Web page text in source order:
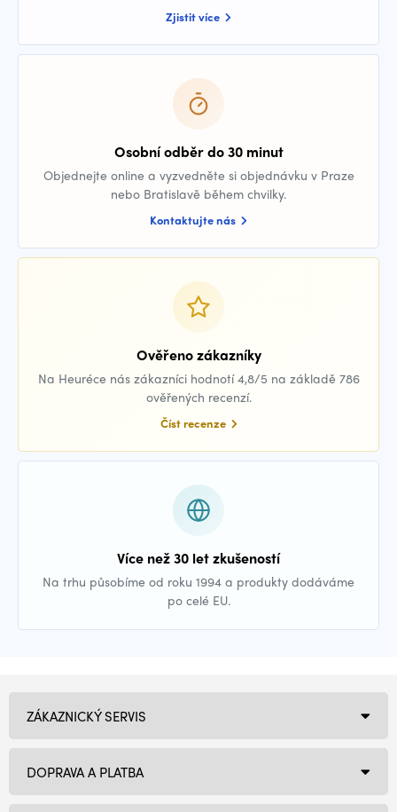
Zjistit více
Osobní odběr do 30 minut
Objednejte online a vyzvedněte si objednávku v Praze
nebo Bratislavě během chvilky.
Kontaktujte nás
Ověřeno zákazníky
Na Heuréce nás zákazníci hodnotí 4,8/5 na základě 786
ověřených recenzí.
Číst recenze
Více než 30 let zkušeností
Na trhu působíme od roku 1994 a produkty dodáváme
po celé EU.
ZÁKAZNICKÝ SERVIS
DOPRAVA A PLATBA